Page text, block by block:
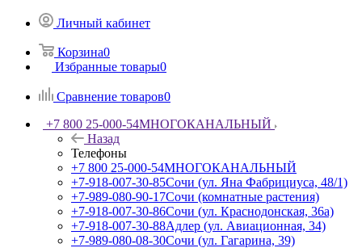
Личный кабинет
Корзина0
Избранные товары0
Сравнение товаров0
+7 800 25-000-54МНОГОКАНАЛЬНЫЙ
Назад
Телефоны
+7 800 25-000-54МНОГОКАНАЛЬНЫЙ
+7-918-007-30-85Сочи (ул. Яна Фабрициуса, 48/1)
+7-989-080-90-17Сочи (комнатные растения)
+7-918-007-30-86Сочи (ул. Краснодонская, 36а)
+7-918-007-30-88Адлер (ул. Авиационная, 34)
+7-989-080-08-30Сочи (ул. Гагарина, 39)